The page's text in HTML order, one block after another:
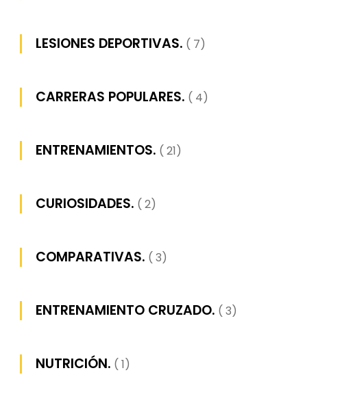
LESIONES DEPORTIVAS. ( 7)
CARRERAS POPULARES. ( 4)
ENTRENAMIENTOS. ( 21)
CURIOSIDADES. ( 2)
COMPARATIVAS. ( 3)
ENTRENAMIENTO CRUZADO. ( 3)
NUTRICIÓN. ( 1)